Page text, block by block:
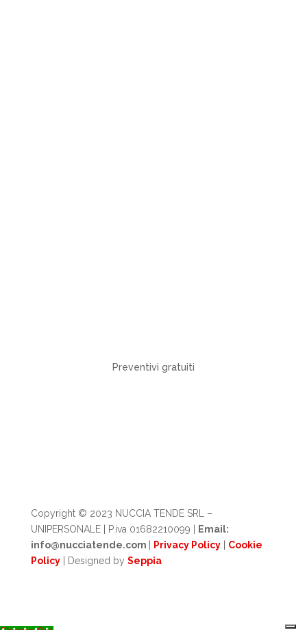
Preventivi gratuiti
Copyright © 2023 NUCCIA TENDE SRL –
UNIPERSONALE | P.iva 01682210099 |
Email:
info@nucciatende.com
Privacy Policy| Cookie
Policy| Designed by Seppia